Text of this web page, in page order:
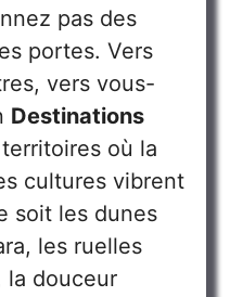
pas des
portes. Vers
vers vous-
Destinations
où la
cultures vibrent
soit les dunes
les ruelles
la douceur